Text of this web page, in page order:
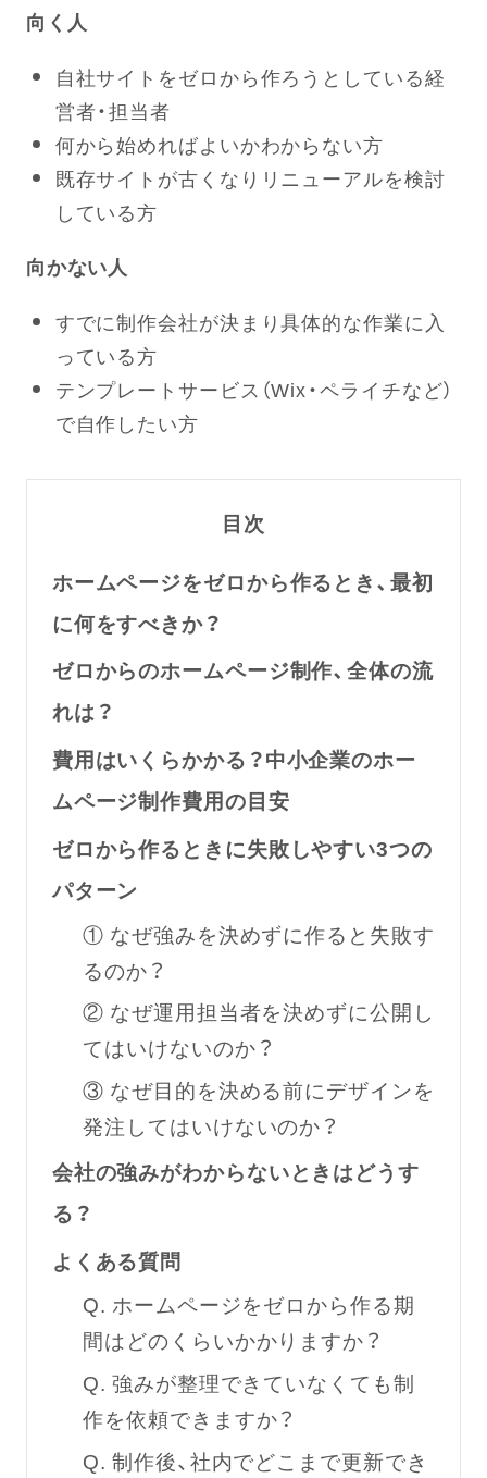
向く人
自社サイトをゼロから作ろうとしている経
営者・担当者
何から始めればよいかわからない方
既存サイトが古くなりリニューアルを検討
している方
向かない人
すでに制作会社が決まり具体的な作業に入
っている方
テンプレートサービス（Wix・ペライチなど）
で自作したい方
目次
ホームページをゼロから作るとき、最初
に何をすべきか？
ゼロからのホームページ制作、全体の流
れは？
費用はいくらかかる？中小企業のホー
ムページ制作費用の目安
ゼロから作るときに失敗しやすい3つの
パターン
① なぜ強みを決めずに作ると失敗す
るのか？
② なぜ運用担当者を決めずに公開し
てはいけないのか？
③ なぜ目的を決める前にデザインを
発注してはいけないのか？
会社の強みがわからないときはどうす
る？
よくある質問
Q. ホームページをゼロから作る期
間はどのくらいかかりますか？
Q. 強みが整理できていなくても制
作を依頼できますか？
Q. 制作後、社内でどこまで更新でき